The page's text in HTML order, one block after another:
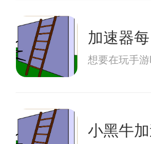
加速器
想要在玩手
小黑牛